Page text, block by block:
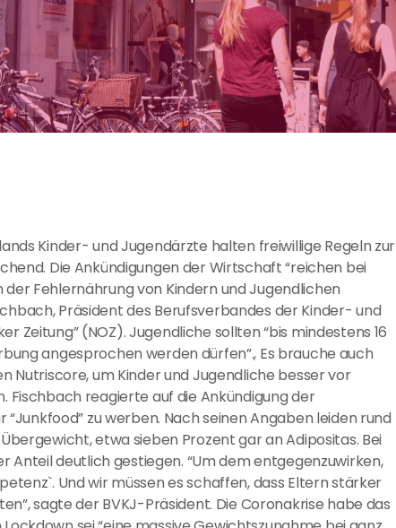
Kinder- und Jugendärzte halten freiwillige Regeln zur
Die Ankündigungen der Wirtschaft “reichen bei
Fehlernährung von Kindern und Jugendlichen
Präsident des Berufsverbandes der Kinder- und
Zeitung” (NOZ). Jugendliche sollten “bis mindestens 16
angesprochen werden dürfen”., Es brauche auch
Nutriscore, um Kinder und Jugendliche besser vor
Fischbach reagierte auf die Ankündigung der
zu werben. Nach seinen Angaben leiden rund
etwa sieben Prozent gar an Adipositas. Bei
Anteil deutlich gestiegen. “Um dem entgegenzuwirken,
Und wir müssen es schaffen, dass Eltern stärker
sagte der BVKJ-Präsident. Die Coronakrise habe das